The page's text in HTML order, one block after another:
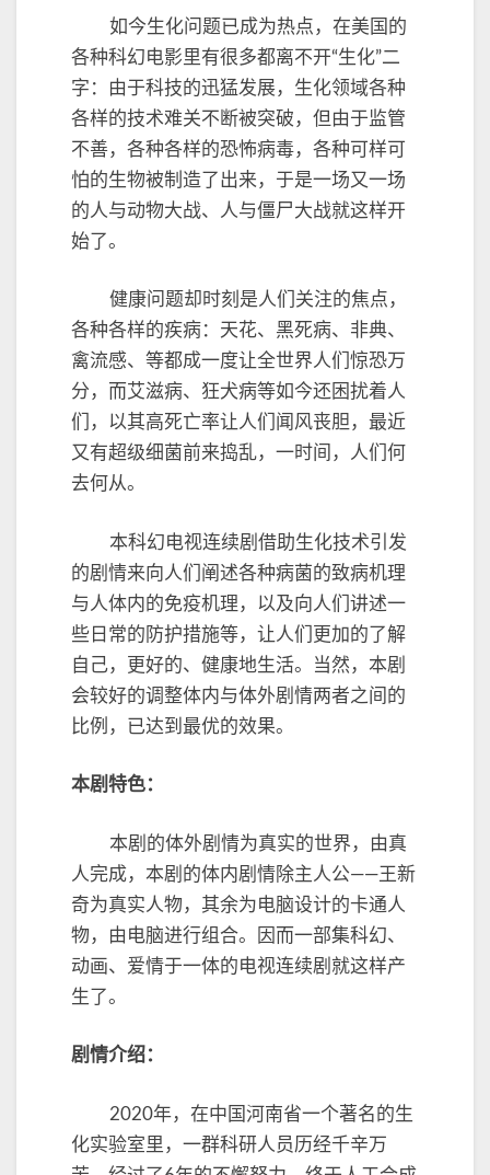
如今生化问题已成为热点，在美国的
各种科幻电影里有很多都离不开“生化”二
字：由于科技的迅猛发展，生化领域各种
各样的技术难关不断被突破，但由于监管
不善，各种各样的恐怖病毒，各种可样可
怕的生物被制造了出来，于是一场又一场
的人与动物大战、人与僵尸大战就这样开
始了。
健康问题却时刻是人们关注的焦点，
各种各样的疾病：天花、黑死病、非典、
禽流感、等都成一度让全世界人们惊恐万
分，而艾滋病、狂犬病等如今还困扰着人
们，以其高死亡率让人们闻风丧胆，最近
又有超级细菌前来捣乱，一时间，人们何
去何从。
本科幻电视连续剧借助生化技术引发
的剧情来向人们阐述各种病菌的致病机理
与人体内的免疫机理，以及向人们讲述一
些日常的防护措施等，让人们更加的了解
自己，更好的、健康地生活。当然，本剧
会较好的调整体内与体外剧情两者之间的
比例，已达到最优的效果。
本剧特色：
本剧的体外剧情为真实的世界，由真
人完成，本剧的体内剧情除主人公——王新
奇为真实人物，其余为电脑设计的卡通人
物，由电脑进行组合。因而一部集科幻、
动画、爱情于一体的电视连续剧就这样产
生了。
剧情介绍：
2020年，在中国河南省一个著名的生
化实验室里，一群科研人员历经千辛万